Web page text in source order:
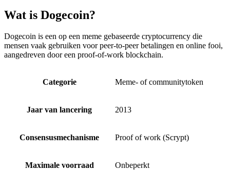
Wat is Dogecoin?
Dogecoin is een op een meme gebaseerde cryptocurrency die
mensen vaak gebruiken voor peer-to-peer betalingen en online fooi,
aangedreven door een proof-of-work blockchain.
Categorie Meme- of communitytoken
Jaar van lancering 2013
Consensusmechanisme Proof of work (Scrypt)
Maximale voorraad Onbeperkt